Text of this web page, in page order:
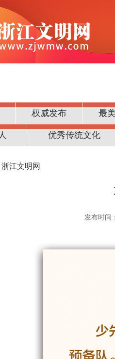
权威发布 最
优秀传统文化
浙江文明网
发布时间